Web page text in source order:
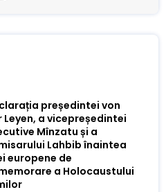
președintei von
Leyen, a vicepreședintei
Mînzatu și a
Lahbib înaintea
europene de
a Holocaustului